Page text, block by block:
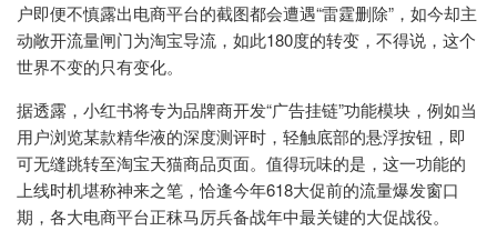
户即便不慎露出电商平台的截图都会遭遇“雷霆删除”，如今却主
动敞开流量闸门为淘宝导流，如此180度的转变，不得说，这个
世界不变的只有变化。
据透露，小红书将专为品牌商开发“广告挂链”功能模块，例如当
用户浏览某款精华液的深度测评时，轻触底部的悬浮按钮，即
可无缝跳转至淘宝天猫商品页面。值得玩味的是，这一功能的
上线时机堪称神来之笔，恰逢今年618大促前的流量爆发窗口
期，各大电商平台正秣马厉兵备战年中最关键的大促战役。